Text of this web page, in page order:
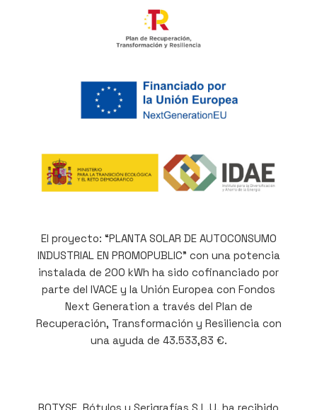
El proyecto: “PLANTA SOLAR DE AUTOCONSUMO
INDUSTRIAL EN PROMOPUBLIC” con una potencia
instalada de 200 kWh ha sido cofinanciado por
parte del IVACE y la Unión Europea con Fondos
Next Generation a través del Plan de
Recuperación, Transformación y Resiliencia con
una ayuda de 43.533,83 €.